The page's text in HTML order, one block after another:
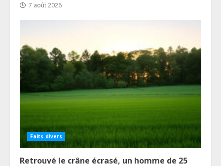
7 août 2026
Faits divers
Retrouvé le crâne écrasé, un homme de 25